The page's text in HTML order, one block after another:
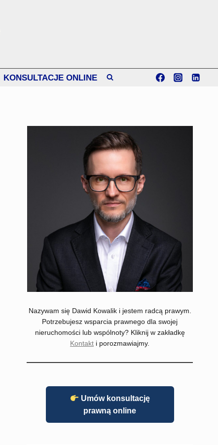
KONSULTACJE ONLINE
Nazywam się Dawid Kowalik i jestem radcą prawym.
Potrzebujesz wsparcia prawnego dla swojej
nieruchomości lub wspólnoty? Kliknij w zakładkę
Kontakt i porozmawiajmy.
Umów konsultację
prawną online